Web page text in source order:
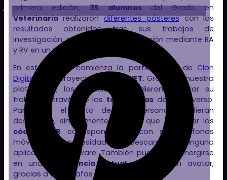
primera edición,35 alumnosdel Grado en
Veterinariarealizarondiferentes pósterescon los
resultados obtenidos tras sus trabajos de
investigación, para su posterior difusión mediante RA
y RV en unmetaverso divulgativo
En este punto, comienza la participación deClon
Digital
en el proyecto TranspaVET. Gracias a nuestra
plataforma, los estudiantes pudieron mostrar su
trabajo a través de las tecnologías del metaverso.
Para que el resto de las personas pudieran
descubrirlo, simplemente tuvieron que escanear los
códigos QR correspondientes con sus teléfonos
móviles, sin necesidad de descargarse ninguna
aplicación o software. También pudieron sumergirse
en una
experiencia virtualeligiendo un avatar,
gracias a unas gafas de RV.